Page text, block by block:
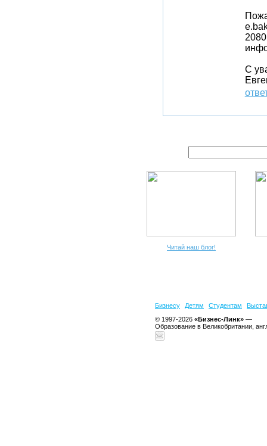
С
Читай наш блог!
Бизнесу Детям Студентам
© 1997-2026 «Бизнес-Линк» —
Образование в Великобритании,